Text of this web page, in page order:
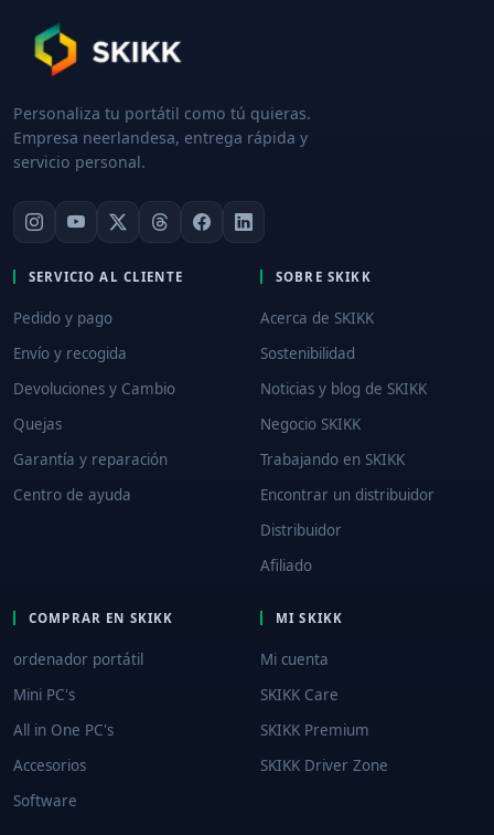
Personaliza tu portátil como tú quieras.
Empresa neerlandesa, entrega rápida y
servicio personal.
SERVICIO AL CLIENTE
Pedido y pago
Envío y recogida
Devoluciones y Cambio
Quejas
Garantía y reparación
Centro de ayuda
SOBRE SKIKK
Acerca de SKIKK
Sostenibilidad
Noticias y blog de SKIKK
Negocio SKIKK
Trabajando en SKIKK
Encontrar un distribuidor
Distribuidor
Afiliado
COMPRAR EN SKIKK
ordenador portátil
Mini PC's
All in One PC's
Accesorios
Software
MI SKIKK
Mi cuenta
SKIKK Care
SKIKK Premium
SKIKK Driver Zone